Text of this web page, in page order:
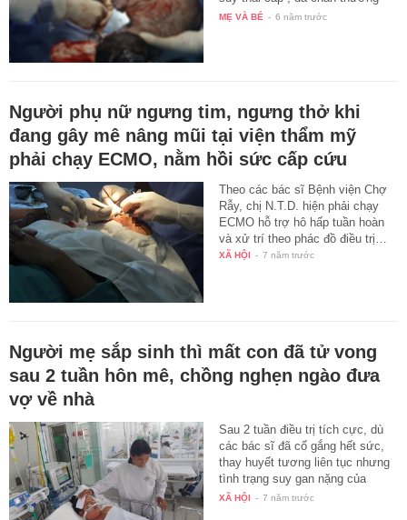
do…
MẸ VÀ BÉ - 6 năm trước
Người phụ nữ ngưng tim, ngưng thở khi
đang gây mê nâng mũi tại viện thẩm mỹ
phải chạy ECMO, nằm hồi sức cấp cứu
Theo các bác sĩ Bệnh viện Chợ
Rẫy, chị N.T.D. hiện phải chạy
ECMO hỗ trợ hô hấp tuần hoàn
và xử trí theo phác đồ điều trị…
XÃ HỘI - 7 năm trước
Người mẹ sắp sinh thì mất con đã tử vong
sau 2 tuần hôn mê, chồng nghẹn ngào đưa
vợ về nhà
Sau 2 tuần điều trị tích cực, dù
các bác sĩ đã cố gắng hết sức,
thay huyết tương liên tục nhưng
tình trạng suy gan nặng của
sản…
XÃ HỘI - 7 năm trước